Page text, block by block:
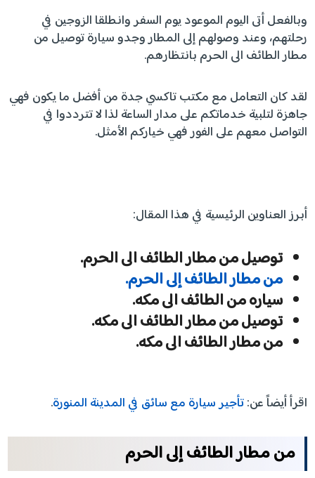
وبالفعل أتى اليوم الموعود يوم السفر وانطلقا الزوجين في
رحلتهم، وعند وصولهم إلى المطار وجدو سيارة توصيل من
مطار الطائف الى الحرم بانتظارهم.
لقد كان التعامل مع مكتب تاكسي جدة من أفضل ما يكون فهي
جاهزة لتلبية خدماتكم على مدار الساعة لذا لا تترددوا في
التواصل معهم على الفور فهي خياركم الأمثل.
أبرز العناوين الرئيسية في هذا المقال:
توصيل من مطار الطائف الى الحرم.
من مطار الطائف إلى الحرم.
سياره من الطائف الى مكه.
توصيل من مطار الطائف الى مكه.
من مطار الطائف الى مكه.
اقرأ أيضاً عن:تأجير سيارة مع سائق في المدينة المنورة.
من مطار الطائف إلى الحرم